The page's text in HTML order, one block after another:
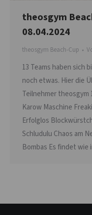
theosgym
08.04.2024
theosgym Beach-Cup
13 Teams haben sich
noch etwas. Hier die
Teilnehmer theosgym
Karow Maschine
Erfolglos
Schludulu Chaos am
Bombas Es findet